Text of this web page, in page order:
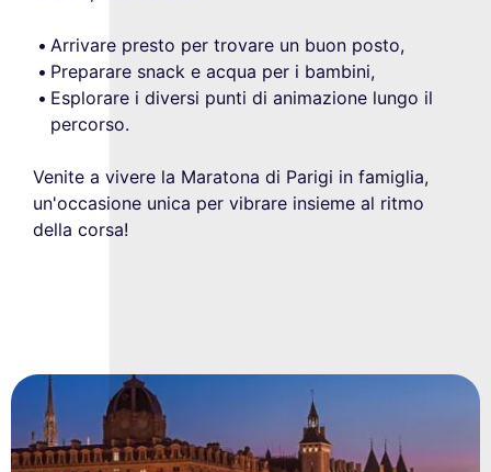
Arrivare presto per trovare un buon posto,
Preparare snack e acqua per i bambini,
Esplorare i diversi punti di animazione lungo il
percorso.
Venite a vivere la Maratona di Parigi in famiglia,
un'occasione unica per vibrare insieme al ritmo
della corsa!